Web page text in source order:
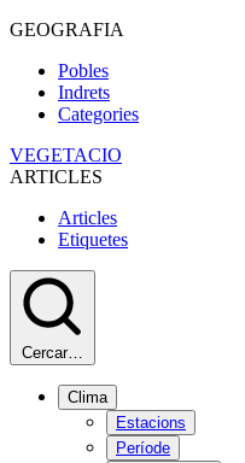
GEOGRAFIA
Pobles
Indrets
Categories
VEGETACIO
ARTICLES
Articles
Etiquetes
Cercar…
Clima
Estacions
Període